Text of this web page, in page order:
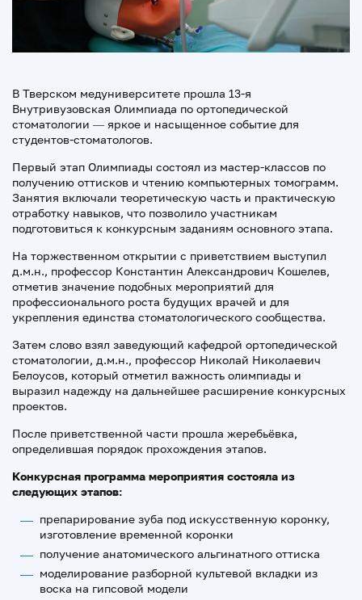
В Тверском медуниверситете прошла 13-я
Внутривузовская Олимпиада по ортопедической
стоматологии — яркое и насыщенное событие для
студентов-стоматологов.
Первый этап Олимпиады состоял из мастер-классов по
получению оттисков и чтению компьютерных томограмм.
Занятия включали теоретическую часть и практическую
отработку навыков, что позволило участникам
подготовиться к конкурсным заданиям основного этапа.
На торжественном открытии с приветствием выступил
д.м.н., профессор Константин Александрович Кошелев,
отметив значение подобных мероприятий для
профессионального роста будущих врачей и для
укрепления единства стоматологического сообщества.
Затем слово взял заведующий кафедрой ортопедической
стоматологии, д.м.н., профессор Николай Николаевич
Белоусов, который отметил важность олимпиады и
выразил надежду на дальнейшее расширение конкурсных
проектов.
После приветственной части прошла жеребьёвка,
определившая порядок прохождения этапов.
Конкурсная программа мероприятия состояла из
следующих этапов:
препарирование зуба под искусственную коронку,
изготовление временной коронки
получение анатомического альгинатного оттиска
моделирование разборной культевой вкладки из
воска на гипсовой модели